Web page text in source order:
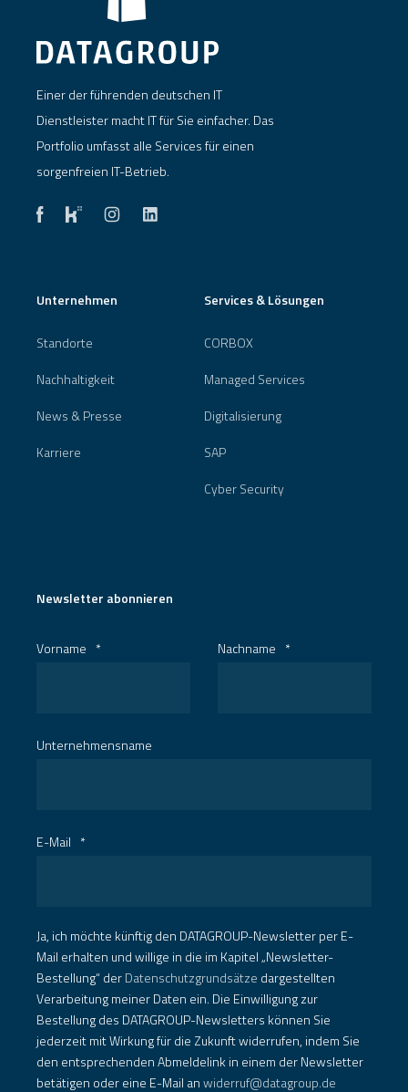
Einer der führenden deutschen IT
Dienstleister macht IT für Sie einfacher. Das
Portfolio umfasst alle Services für einen
sorgenfreien IT-Betrieb.
Unternehmen
Standorte
Nachhaltigkeit
News & Presse
Karriere
Services & Lösungen
CORBOX
Managed Services
Digitalisierung
SAP
Cyber Security
Newsletter abonnieren
Vorname * Nachname *
Unternehmensname
E-Mail *
Ja, ich möchte künftig den DATAGROUP-Newsletter per E-
Mail erhalten und willige in die im Kapitel „Newsletter-
Bestellung“ derDatenschutzgrundsätze dargestellten
Verarbeitung meiner Daten ein. Die Einwilligung zur
Bestellung des DATAGROUP-Newsletters können Sie
jederzeit mit Wirkung für die Zukunft widerrufen, indem Sie
den entsprechenden Abmeldelink in einem der Newsletter
betätigen oder eine E-Mail anwiderruf@datagroup.de